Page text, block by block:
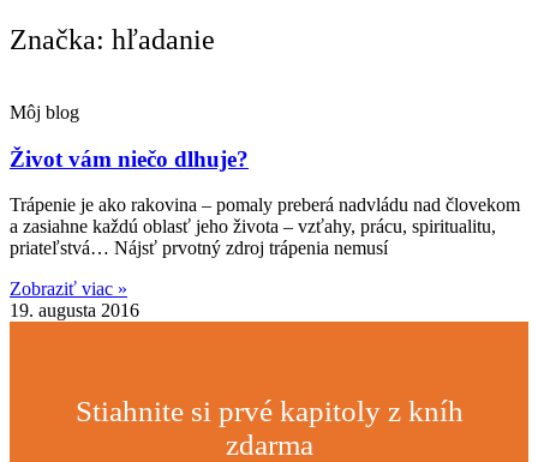
Značka: hľadanie
Môj blog
Život vám niečo dlhuje?
Trápenie je ako rakovina – pomaly preberá nadvládu nad človekom
a zasiahne každú oblasť jeho života – vzťahy, prácu, spiritualitu,
priateľstvá… Nájsť prvotný zdroj trápenia nemusí
Zobraziť viac »
19. augusta 2016
Stiahnite si prvé kapitoly z kníh
zdarma